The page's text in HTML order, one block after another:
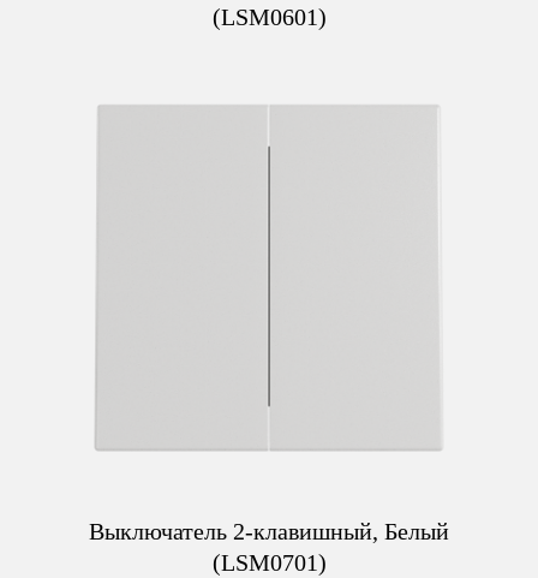
(LSM0601)
Выключатель 2-клавишный, Белый
(LSM0701)